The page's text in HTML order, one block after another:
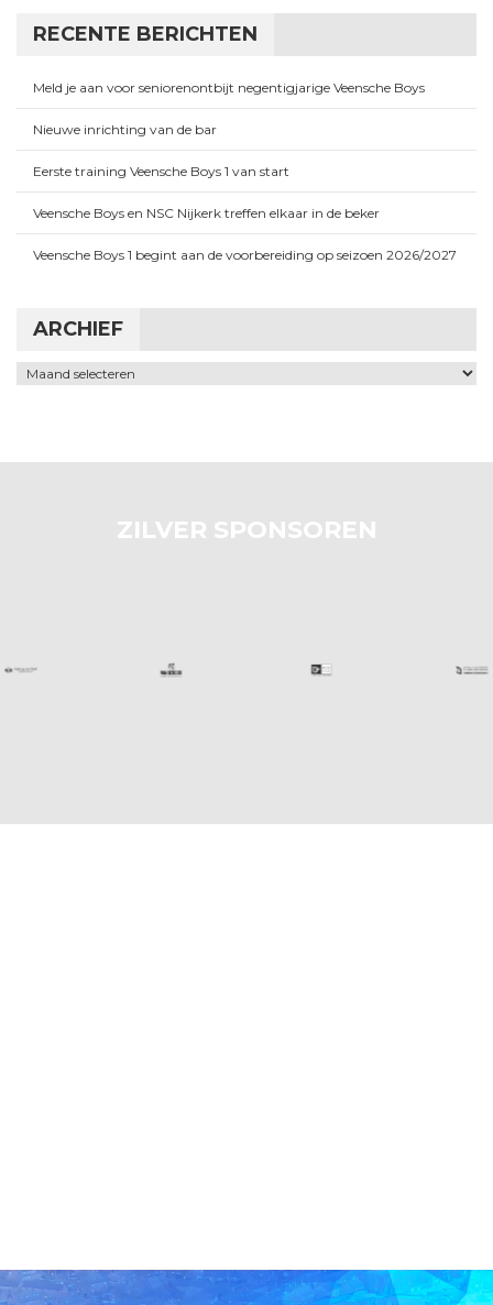
RECENTE BERICHTEN
Meld je aan voor seniorenontbijt negentigjarige Veensche Boys
Nieuwe inrichting van de bar
Eerste training Veensche Boys 1 van start
Veensche Boys en NSC Nijkerk treffen elkaar in de beker
Veensche Boys 1 begint aan de voorbereiding op seizoen 2026/2027
ARCHIEF
Archief
ZILVER SPONSOREN